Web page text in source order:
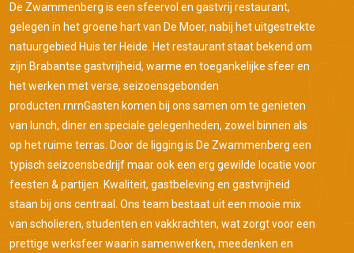
De Zwammenberg is een sfeervol en gastvrij restaurant,
gelegen in het groene hart van De Moer, nabij het uitgestrekte
natuurgebied Huis ter Heide. Het restaurant staat bekend om
zijn Brabantse gastvrijheid, warme en toegankelijke sfeer en
het werken met verse, seizoensgebonden
producten.rnrnGasten komen bij ons samen om te genieten
van lunch, diner en speciale gelegenheden, zowel binnen als
op het ruime terras. Door de ligging is De Zwammenberg een
typisch seizoensbedrijf maar ook een erg gewilde locatie voor
feesten & partijen. Kwaliteit, gastbeleving en gastvrijheid
staan bij ons centraal. Ons team bestaat uit een mooie mix
van scholieren, studenten en vakkrachten, wat zorgt voor een
prettige werksfeer waarin samenwerken, meedenken en